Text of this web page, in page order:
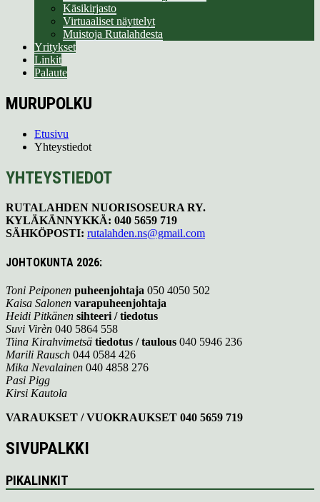
Käsikirjasto
Virtuaaliset näyttelyt
Muistoja Rutalahdesta
Yritykset
Linkit
Palaute
MURUPOLKU
Etusivu
Yhteystiedot
YHTEYSTIEDOT
RUTALAHDEN NUORISOSEURA RY.
KYLÄKÄNNYKKÄ: 040 5659 719
SÄHKÖPOSTI: rutalahden.ns@gmail.com
JOHTOKUNTA 2026:
Toni Peiponen puheenjohtaja 050 4050 502
Kaisa Salonen varapuheenjohtaja
Heidi Pitkänen sihteeri / tiedotus
Suvi Virèn 040 5864 558
Tiina Kirahvimetsä tiedotus / taulous 040 5946 236
Marili Rausch 044 0584 426
Mika Nevalainen 040 4858 276
Pasi Pigg
Kirsi Kautola
VARAUKSET / VUOKRAUKSET 040 5659 719
SIVUPALKKI
PIKALINKIT